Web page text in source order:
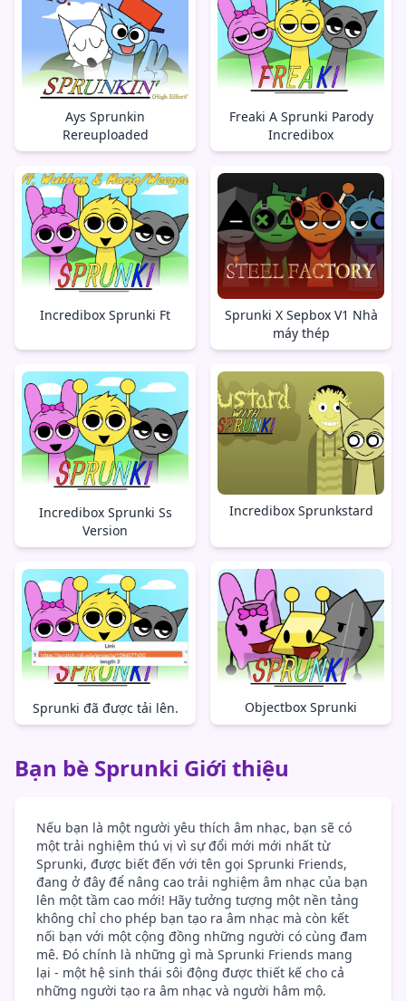
Ays Sprunkin
Rereuploaded
Freaki A Sprunki Parody
Incredibox
Incredibox Sprunki Ft
Sprunki X Sepbox V1 Nhà
máy thép
Incredibox Sprunki Ss
Version
Incredibox Sprunkstard
Sprunki đã được tải lên. Objectbox Sprunki
Bạn bè Sprunki Giới thiệu
Nếu bạn là một người yêu thích âm nhạc, bạn sẽ có
một trải nghiệm thú vị vì sự đổi mới mới nhất từ
Sprunki, được biết đến với tên gọi Sprunki Friends,
đang ở đây để nâng cao trải nghiệm âm nhạc của bạn
lên một tầm cao mới! Hãy tưởng tượng một nền tảng
không chỉ cho phép bạn tạo ra âm nhạc mà còn kết
nối bạn với một cộng đồng những người có cùng đam
mê. Đó chính là những gì mà Sprunki Friends mang
lại - một hệ sinh thái sôi động được thiết kế cho cả
những người tạo ra âm nhạc và người hâm mộ.